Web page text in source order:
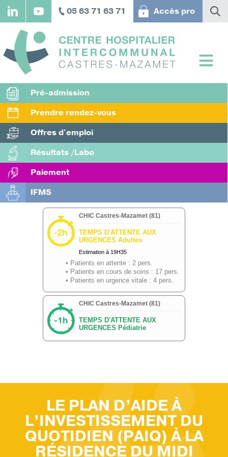
Aller
principal
05 63 71 63 71 Accès pro
Pré-admission
Prendre rendez-vous
Offres d'emploi
Résultats /Labo
Paiement
IFMS
LE PLAN D’AIDE À
L’INVESTISSEMENT DU
QUOTIDIEN (PAIQ) À LA
RÉSIDENCE DU MIDI